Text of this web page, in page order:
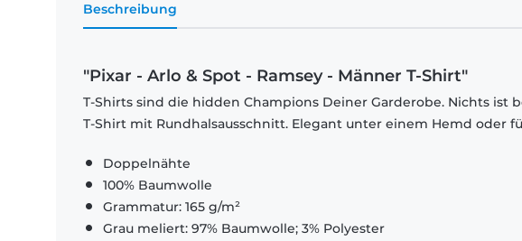
Beschreibung
"Pixar - Arlo & Spot - Ramsey - Männer T-Shirt"
T-Shirts sind die hidden Champions Deiner Garderobe. Nichts ist
T-Shirt mit Rundhalsausschnitt. Elegant unter einem Hemd oder
Doppelnähte
100% Baumwolle
Grammatur: 165 g/m²
Grau meliert: 97% Baumwolle; 3% Polyester